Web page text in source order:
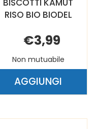
BISCOTTI KAMUT
RISO BIO BIODEL
€3,99
Non mutuabile
AGGIUNGIAGGIUNGI
RISO